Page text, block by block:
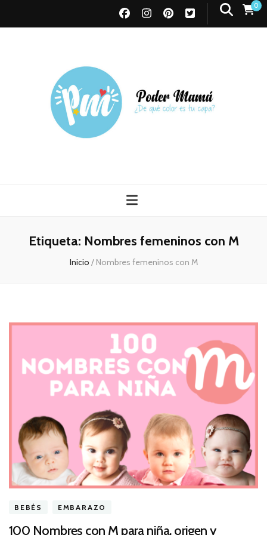
0
Etiqueta: Nombres femeninos con M
Inicio / Nombres femeninos con M
BEBÉS EMBARAZO
100 Nombres con M para niña, origen y